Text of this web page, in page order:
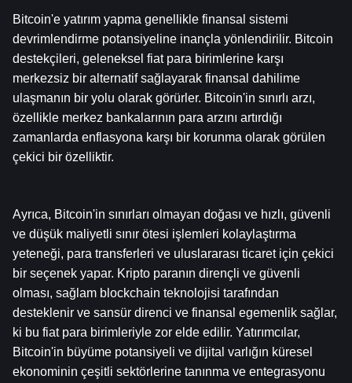
Bitcoin'e yatırım yapma genellikle finansal sistemi
devrimlendirme potansiyeline inançla yönlendirilir. Bitcoin
destekçileri, geleneksel fiat para birimlerine karşı
merkezsiz bir alternatif sağlayarak finansal dahilime
ulaşmanın bir yolu olarak görürler. Bitcoin'in sınırlı arzı,
özellikle merkez bankalarının para arzını artırdığı
zamanlarda enflasyona karşı bir korunma olarak görülen
çekici bir özelliktir.
Ayrıca, Bitcoin'in sınırları olmayan doğası ve hızlı, güvenli
ve düşük maliyetli sınır ötesi işlemleri kolaylaştırma
yeteneği, para transferleri ve uluslararası ticaret için çekici
bir seçenek yapar. Kripto paranın dirençli ve güvenli
olması, sağlam blockchain teknolojisi tarafından
desteklenir ve sansür direnci ve finansal egemenlik sağlar,
ki bu fiat para birimleriyle zor elde edilir. Yatırımcılar,
Bitcoin'in büyüme potansiyeli ve dijital varlığın küresel
ekonominin çeşitli sektörlerine tanınma ve entegrasyonu